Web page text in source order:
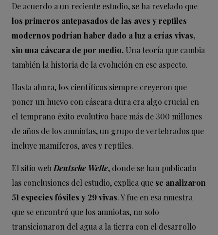
De acuerdo a un reciente estudio, se ha revelado que
los primeros antepasados de las aves y reptiles
modernos podrían haber dado a luz a crías vivas,
sin una cáscara de por medio. Una teoría que cambia
también la historia de la evolución en ese aspecto.
Hasta ahora, los científicos siempre creyeron que
poner un huevo con cáscara dura era algo crucial en
el temprano éxito evolutivo hace más de 300 millones
de años de los amniotas, un grupo de vertebrados que
incluye mamíferos, aves y reptiles.
El sitio web Deutsche Welle, donde se han publicado
las conclusiones del estudio, explica que se analizaron
51 especies fósiles y 29 vivas. Y fue en esa muestra
que se encontró que los amniotas, no solo
transicionaron del agua a la tierra con el desarrollo